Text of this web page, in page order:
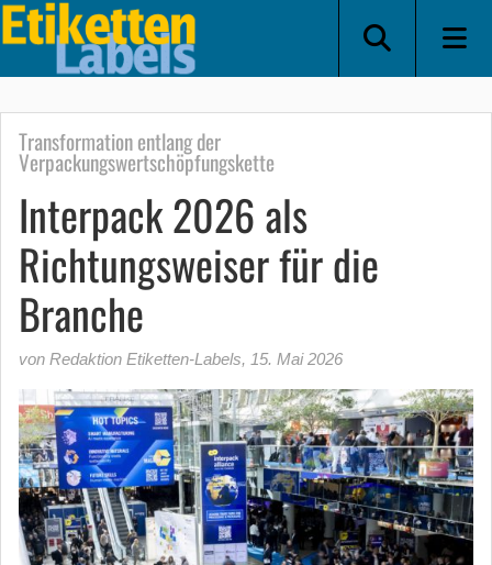
Transformation entlang der
Verpackungswertschöpfungskette
Interpack 2026 als
Richtungsweiser für die
Branche
von Redaktion Etiketten-Labels, 15. Mai 2026